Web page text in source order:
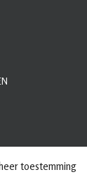
toestemming